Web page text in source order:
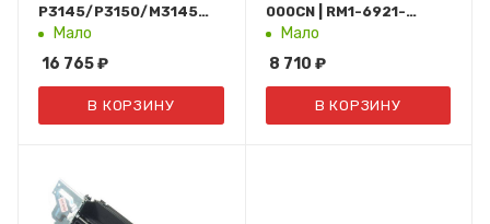
P3145/P3150/M3145
(тех. упаковка) FK-
Мало
16 765₽
В КОРЗИНУ
000CN | RM1-6921-
000000
Мало
8 710 ₽
В КОРЗИНУ